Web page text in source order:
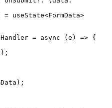
= async (e) => {